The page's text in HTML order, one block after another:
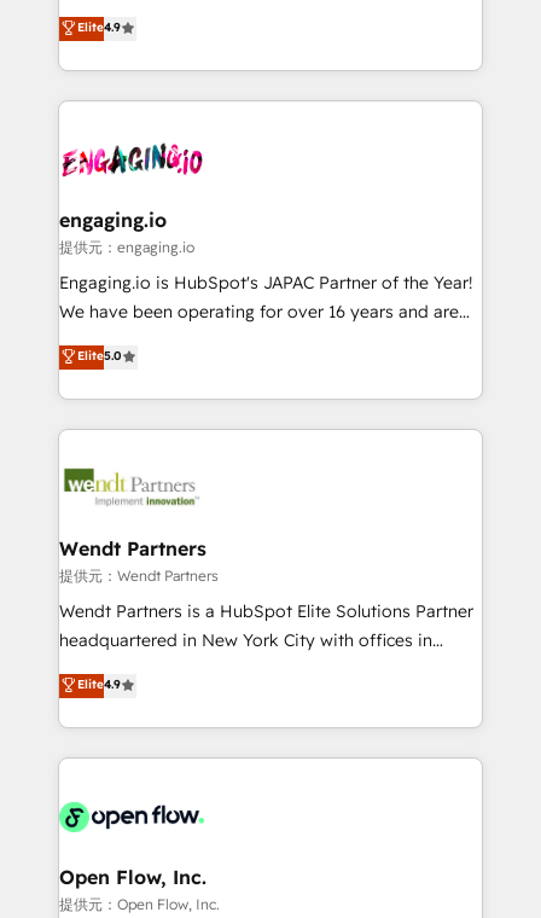
HubSpot partners 🔄 Top 5% globally in client
retention 📅 8+ years of consistent results since 2017
move beyond spreadsheets into unified systems
that drive real business results.
organization's needs and goals first and think along
with your organization. We are only satisfied once
you are too. Why Systony? - 20+ years of
experience with CRM, Marketing, Sales & Service
Own back-end developers - Complex data
View, SuperOffice) - Custom integrations (e.g. MS
Business Central, Navision, AX, SAP, Exact, AFAS) We
focus on growing B2B companies in the SME sector
such as manufacturing, SaaS, business services and
partner, we know how important user adoption is.
That's why we have developed a step-by-step
technology and people with each other. Together we
strive for optimal customer processes and
Elite4.9
engaging.io
提供元：engaging.io
Engaging.io is HubSpot's JAPAC Partner of the Year!
We have been operating for over 16 years and are
one of HubSpot's most experienced and technically
capable Agency Partners globally. We specialise in
complex CRM migrations, implementations,
integrations, custom CMS portal development,
businesses. Our teams are based in North America
Implementation Certified Partner and we contribute
to their advisory council. We strive to do 'good work
with good people' and have worked with incredible
brands. You can see some of them on our website,
Elite5.0
Wendt Partners
提供元：Wendt Partners
Wendt Partners is a HubSpot Elite Solutions Partner
headquartered in New York City with offices in
Toronto, London and Melbourne. As a global
HubSpot partner, we specialize in working with
sophisticated B2B companies to implement the
HubSpot CRM platform across client organizations.
industrial/manufacturing, professional services,
distribution, commercial real estate, technology,
finserv/fintech, IT managed services, transportation
Elite4.9
Open Flow, Inc.
提供元：Open Flow, Inc.